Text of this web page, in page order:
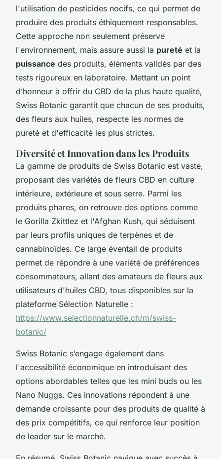
l'utilisation de pesticides nocifs, ce qui permet de
produire des produits éthiquement responsables.
Cette approche non seulement préserve
l'environnement, mais assure aussi la pureté et la
puissance des produits, éléments validés par des
tests rigoureux en laboratoire. Mettant un point
d’honneur à offrir du CBD de la plus haute qualité,
Swiss Botanic garantit que chacun de ses produits,
des fleurs aux huiles, respecte les normes de
pureté et d'efficacité les plus strictes.
Diversité et Innovation dans les Produits
La gamme de produits de Swiss Botanic est vaste,
proposant des variétés de fleurs CBD en culture
intérieure, extérieure et sous serre. Parmi les
produits phares, on retrouve des options comme
le Gorilla Zkittlez et l'Afghan Kush, qui séduisent
par leurs profils uniques de terpènes et de
cannabinoïdes. Ce large éventail de produits
permet de répondre à une variété de préférences
consommateurs, allant des amateurs de fleurs aux
utilisateurs d'huiles CBD, tous disponibles sur la
plateforme Sélection Naturelle :
https://www.selectionnaturelle.ch/m/swiss-
botanic/
Swiss Botanic s’engage également dans
l'accessibilité économique en introduisant des
options abordables telles que les mini buds ou les
Nano Nuggs. Ces innovations répondent à une
demande croissante pour des produits de qualité à
des prix compétitifs, ce qui renforce leur position
de leader sur le marché.